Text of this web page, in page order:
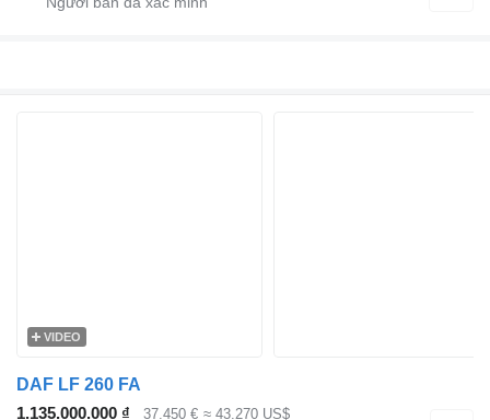
VIDEO
DAF LF 260 FA
1.135.000.000 ₫
37.450 € ≈ 43.270 US$